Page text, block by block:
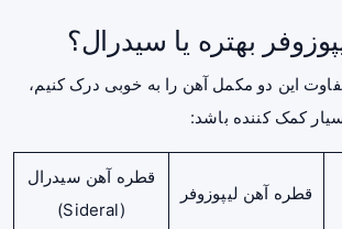
بهتره یا سیدرال؟
این دو مکمل آهن را به خوبی درک کنیم،
کمک کننده باشد:
قطره آهن لیپوزوفر
قطره آهن سیدرال
(Sideral)